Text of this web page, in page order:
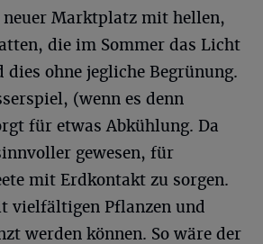
neuer Marktplatz mit hellen,
die im Sommer das Licht
ohne jegliche Begrünung.
(wenn es denn
für etwas Abkühlung. Da
gewesen, für
mit Erdkontakt zu sorgen.
vielfältigen Pflanzen und
werden können. So wäre der